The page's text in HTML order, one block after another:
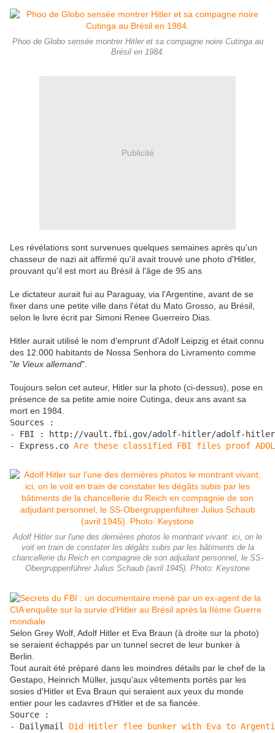
Phoo de Globo sensée montrer Hitler et sa compagne noire Cutinga au
Brésil en 1984.
Publicité
Les révélations sont survenues quelques semaines après qu'un
chasseur de nazi ait affirmé qu'il avait trouvé une photo d'Hitler,
prouvant qu'il est mort au Brésil à l'âge de 95 ans
Le dictateur aurait fui au Paraguay, via l'Argentine, avant de se
fixer dans une petite ville dans l'état du Mato Grosso, au Brésil,
selon le livre écrit par Simoni Renee Guerreiro Dias.
Hitler aurait utilisé le nom d'emprunt d'Adolf Leipzig et était connu
des 12.000 habitants de Nossa Senhora do Livramento comme
"le Vieux allemand".
Toujours selon cet auteur, Hitler sur la photo (ci-dessus), pose en
présence de sa petite amie noire Cutinga, deux ans avant sa
mort en 1984.
Sources :
- FBI : http://vault.fbi.gov/adolf-hitler/adolf-hitler-
- Express.co Are these classified FBI files proof ADOLF
Adolf Hitler sur l'une des dernières photos le montrant vivant: ici, on le
voit en train de constater les dégâts subis par les bâtiments de la
chancellerie du Reich en compagnie de son adjudant personnel, le SS-
Obergruppenführer Julius Schaub (avril 1945). Photo: Keystone
Selon Grey Wolf, Adolf Hitler et Eva Braun (à droite sur la photo)
se seraient échappés par un tunnel secret de leur bunker à
Berlin.
Tout aurait été préparé dans les moindres détails par le chef de la
Gestapo, Heinrich Müller, jusqu'aux vêtements portés par les
sosies d'Hitler et Eva Braun qui seraient aux yeux du monde
entier pour les cadavres d'Hitler et de sa fiancée.
Source :
- Dailymail Did Hitler flee bunker with Eva to